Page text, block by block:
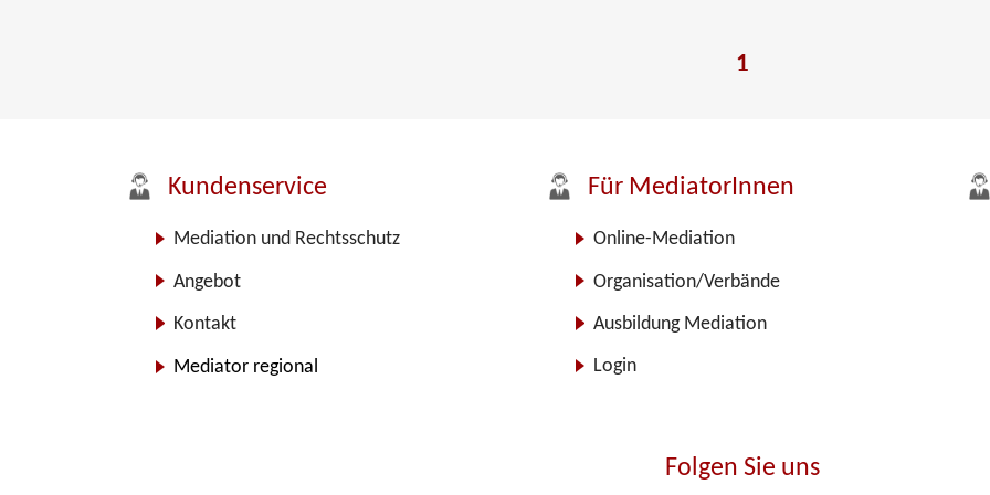
1
Kundenservice
Mediation und Rechtsschutz
Angebot
Kontakt
Mediator regional
Für MediatorInnen
Online-Mediation
Organisation/Verbände
Ausbildung Mediation
Login
Folgen Sie uns